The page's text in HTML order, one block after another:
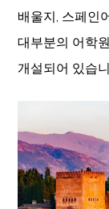
배울지, 스페인
대부분의 어학
개설되어 있습